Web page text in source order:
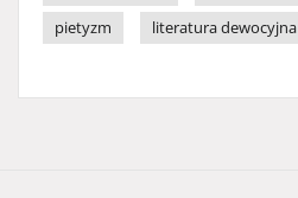
pietyzm
literatura dewocyjna